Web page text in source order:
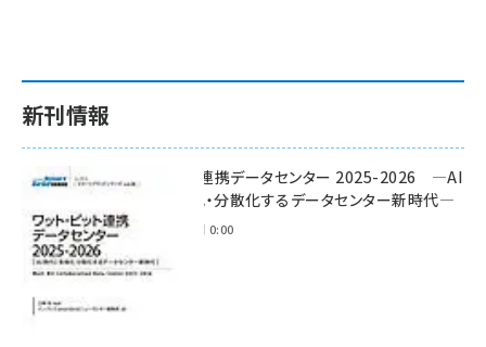
新刊情報
ワット・ビット連携データセンター 2025-2026 ―AI
時代に多様化・分散化するデータセンター新時代―
2025年11月28日 0:00